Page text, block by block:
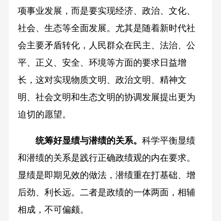
项事业发展，而是要实现经济、政治、文化、
社会、生态等全面发展。尤其是随着新时代社
会主要矛盾转化，人民群众在民主、法治、公
平、正义、安全、环境等方面的要求日益增
长，这对实现物质文明、政治文明、精神文
明、社会文明和生态文明的协调发展提出更为
迫切的愿望。
统筹好显绩与潜绩的关系。 科学平衡显绩
和潜绩的关系是践行正确政绩观的内在要求。
显绩是即期见效的做法，潜绩重在打基础、增
后劲、利长远。二者是政绩的一体两面，相辅
相成，不可偏颇。